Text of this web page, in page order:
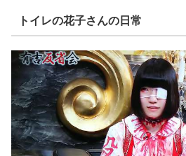
トイレの花子さんの日常